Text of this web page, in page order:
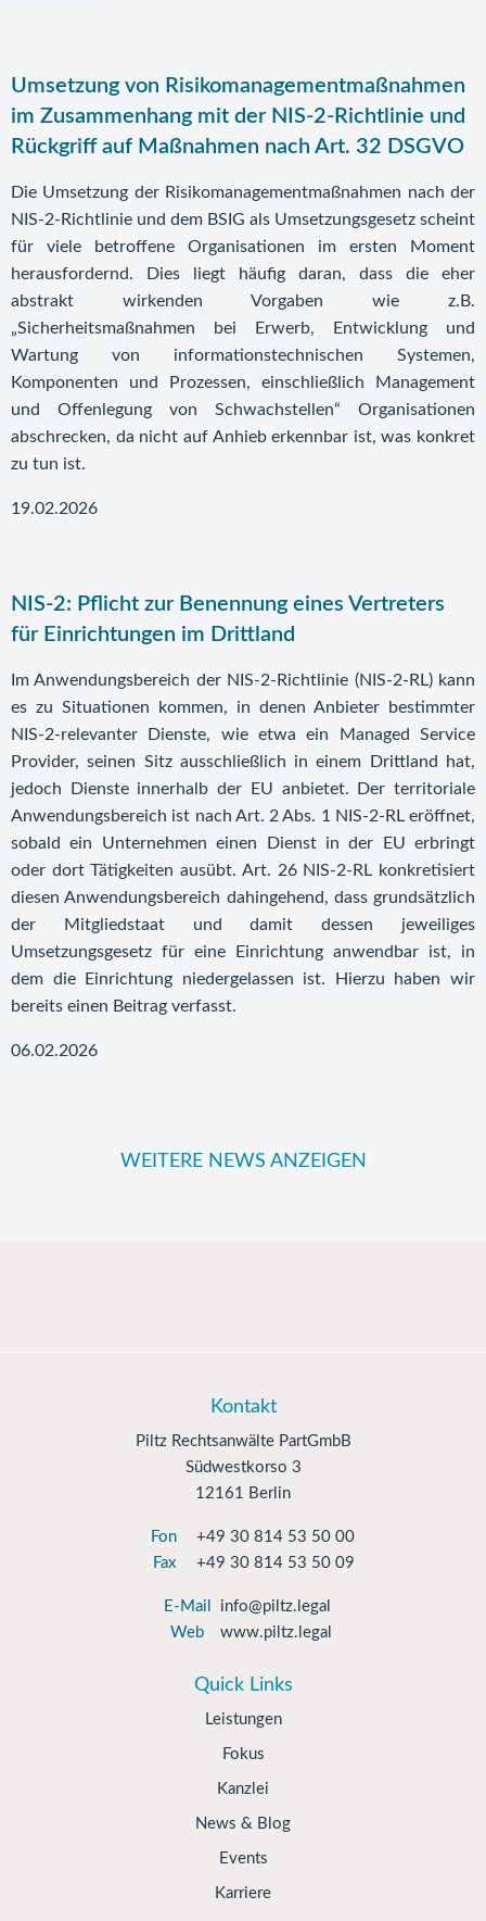
Umsetzung von Risikomanagementmaßnahmen
im Zusammenhang mit der NIS-2-Richtlinie und
Rückgriff auf Maßnahmen nach Art. 32 DSGVO
Die Umsetzung der Risikomanagementmaßnahmen nach der
NIS-2-Richtlinie und dem BSIG als Umsetzungsgesetz scheint
für viele betroffene Organisationen im ersten Moment
herausfordernd. Dies liegt häufig daran, dass die eher
abstrakt wirkenden Vorgaben wie z.B.
„Sicherheitsmaßnahmen bei Erwerb, Entwicklung und
Wartung von informationstechnischen Systemen,
Komponenten und Prozessen, einschließlich Management
und Offenlegung von Schwachstellen“ Organisationen
abschrecken, da nicht auf Anhieb erkennbar ist, was konkret
zu tun ist.
19.02.2026
NIS-2: Pflicht zur Benennung eines Vertreters
für Einrichtungen im Drittland
Im Anwendungsbereich der NIS-2-Richtlinie (NIS-2-RL) kann
es zu Situationen kommen, in denen Anbieter bestimmter
NIS-2-relevanter Dienste, wie etwa ein Managed Service
Provider, seinen Sitz ausschließlich in einem Drittland hat,
jedoch Dienste innerhalb der EU anbietet. Der territoriale
Anwendungsbereich ist nach Art. 2 Abs. 1 NIS-2-RL eröffnet,
sobald ein Unternehmen einen Dienst in der EU erbringt
oder dort Tätigkeiten ausübt. Art. 26 NIS-2-RL konkretisiert
diesen Anwendungsbereich dahingehend, dass grundsätzlich
der Mitgliedstaat und damit dessen jeweiliges
Umsetzungsgesetz für eine Einrichtung anwendbar ist, in
dem die Einrichtung niedergelassen ist. Hierzu haben wir
bereits einen Beitrag verfasst.
06.02.2026
WEITERE NEWS ANZEIGEN
Kontakt
Piltz Rechtsanwälte PartGmbB
Südwestkorso 3
12161 Berlin
Fon
+49 30 814 53 50 00
Fax
+49 30 814 53 50 09
E-Mail
info@piltz.legal
Web
www.piltz.legal
Quick Links
Leistungen
Fokus
Kanzlei
News & Blog
Events
Karriere